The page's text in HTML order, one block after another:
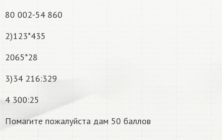
80 002-54 860
2)123*435
2065*28
3)34 216:329
4 300:25
Помагите пожалуйста дам 50 баллов